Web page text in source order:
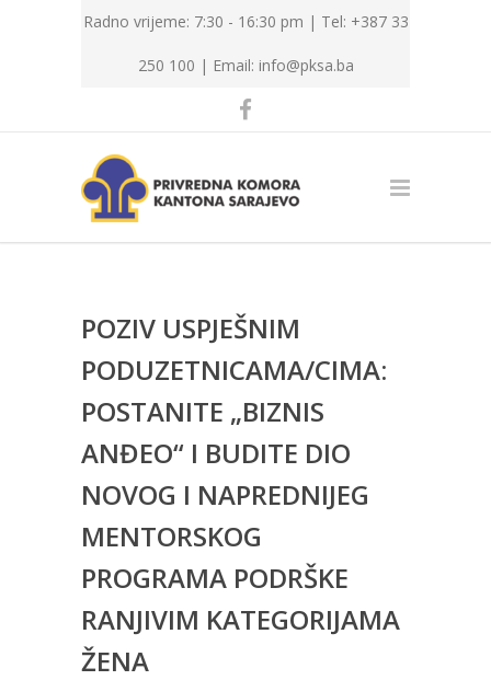
Radno vrijeme: 7:30 - 16:30 pm | Tel: +387 33
250 100 | Email: info@pksa.ba
POZIV USPJEŠNIM
PODUZETNICAMA/CIMA:
POSTANITE „BIZNIS
ANĐEO“ I BUDITE DIO
NOVOG I NAPREDNIJEG
MENTORSKOG
PROGRAMA PODRŠKE
RANJIVIM KATEGORIJAMA
ŽENA